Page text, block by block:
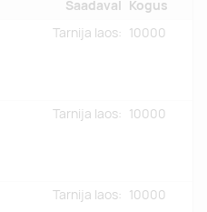
Saadaval Kogus
Tarnija laos: 10000
Tarnija laos: 10000
Tarnija laos: 10000